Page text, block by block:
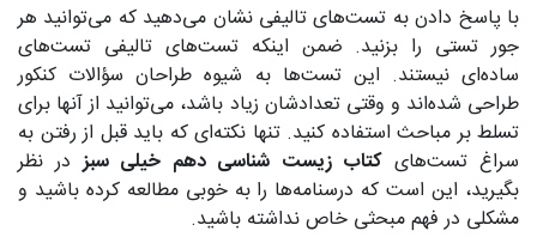
با پاسخ دادن به تست‌های تالیفی نشان می‌دهید که می‌توانید هر
جور تستی را بزنید. ضمن اینکه تست‌های تالیفی تست‌های
ساده‌ای نیستند. این تست‌ها به شیوه طراحان سؤالات کنکور
طراحی شده‌اند و وقتی تعدادشان زیاد باشد، می‌توانید از آنها برای
تسلط بر مباحث استفاده کنید. تنها نکته‌ای که باید قبل از رفتن به
سراغ تست‌هایکتاب زیست شناسی دهم خیلی سبز در نظر
بگیرید، این است که درسنامه‌ها را به خوبی مطالعه کرده باشید و
مشکلی در فهم مبحثی خاص نداشته باشید.